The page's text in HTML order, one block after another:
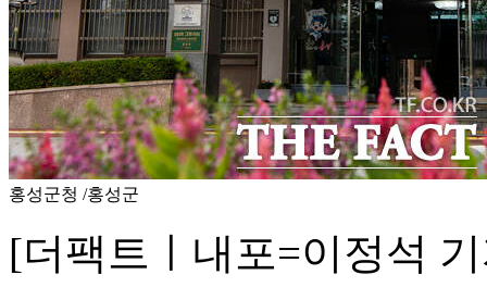
홍성군청 /홍성군
[더팩트ㅣ내포=이정석